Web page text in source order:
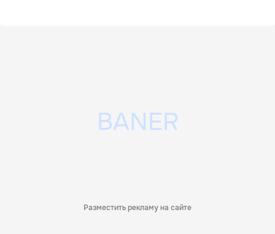
Разместить рекламу на сайте